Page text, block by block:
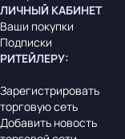
ЛИЧНЫЙ КАБИНЕТ
Ваши покупки
Подписки
РИТЕЙЛЕРУ:
Зарегистрировать
торговую сеть
Добавить новость